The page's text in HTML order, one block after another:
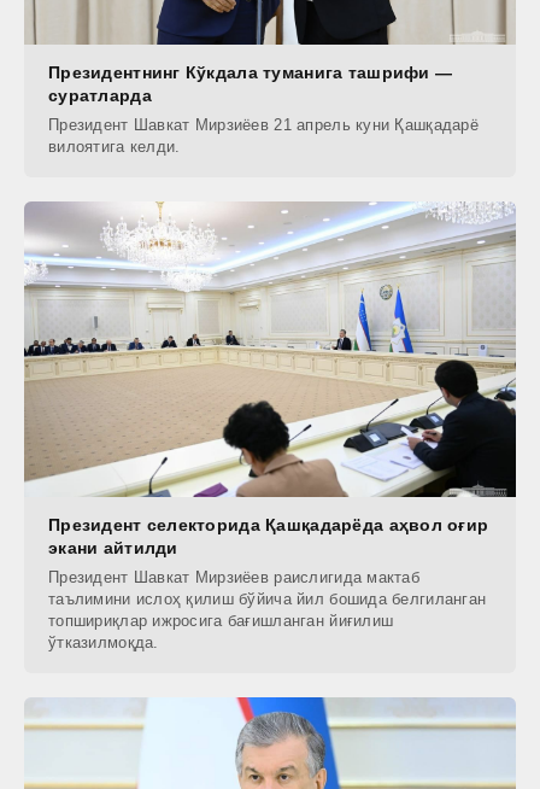
Президентнинг Кўкдала туманига ташрифи —
суратларда
Президент Шавкат Мирзиёев 21 апрель куни Қашқадарё
вилоятига келди.
Президент селекторида Қашқадарёда аҳвол оғир
экани айтилди
Президент Шавкат Мирзиёев раислигида мактаб
таълимини ислоҳ қилиш бўйича йил бошида белгиланган
топшириқлар ижросига бағишланган йиғилиш
ўтказилмоқда.